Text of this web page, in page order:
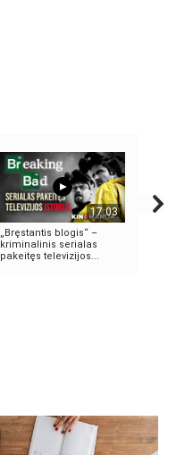
17:03
„Bręstantis blogis“ –
kriminalinis serialas
pakeitęs televizijos...